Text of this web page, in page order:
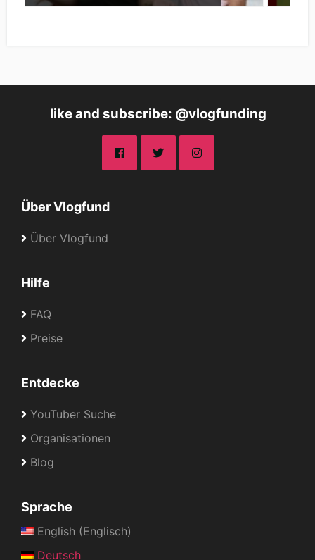
like and subscribe: @vlogfunding
Über Vlogfund
Über Vlogfund
Hilfe
FAQ
Preise
Entdecke
YouTuber Suche
Organisationen
Blog
Sprache
English (Englisch)
Deutsch